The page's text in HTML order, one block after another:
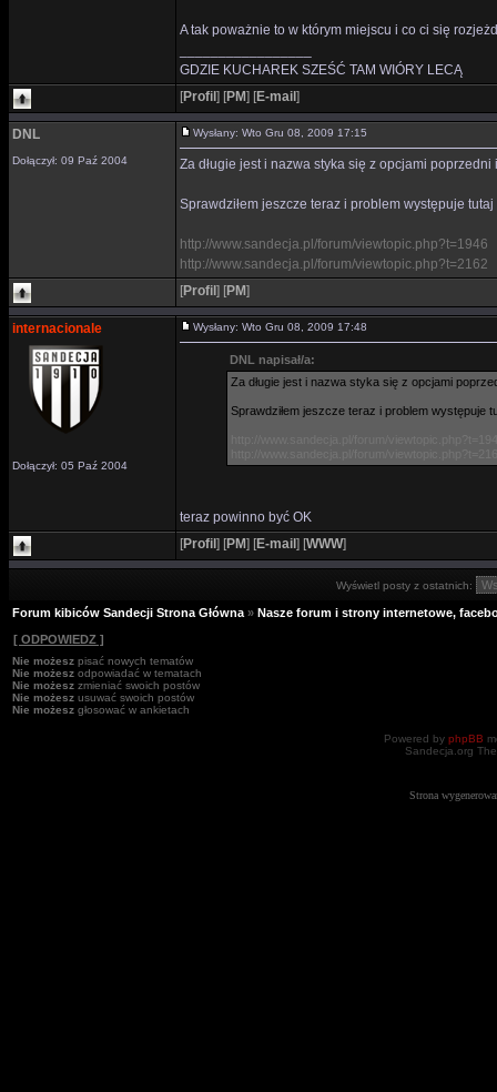
A tak poważnie to w którym miejscu i co ci się
GDZIE KUCHAREK SZEŚĆ TAM WIÓRY LECĄ
[Profil ] [PM] [E-mail ]
DNL
Dołączył: 09 Paź 2004
Wysłany: Wto Gru 08, 2009 17:15
Za długie jest i nazwa styka się z opcjami poprzedni
Sprawdziłem jeszcze teraz i problem występuje tutaj
http://www.sandecja.pl/forum/viewtopic.php?t=1946
http://www.sandecja.pl/forum/viewtopic.php?t=2162
[Profil ] [PM]
internacionale
Dołączył: 05 Paź 2004
Wysłany: Wto Gru 08, 2009 17:48
DNL napisał/a:
Za długie jest i nazwa styka się z opcjami
Sprawdziłem jeszcze teraz i problem występuje
teraz powinno być OK
[Profil ] [PM] [E-mail ] [WWW]
Wyświetl posty z ostatnich:
Forum kibiców Sandecji Strona Główna » Nasze forum i strony internetowe,
[ ODPOWIEDZ ]
Nie możesz pisać nowych tematów
Nie możesz odpowiadać w tematach
Nie możesz zmieniać swoich postów
Nie możesz usuwać swoich postów
Nie możesz głosować w ankietach
Powered by phpBB
Sandecja.org
Strona